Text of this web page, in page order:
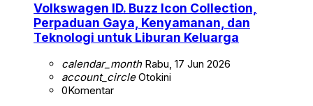
Volkswagen ID. Buzz Icon Collection,
Perpaduan Gaya, Kenyamanan, dan
Teknologi untuk Liburan Keluarga
calendar_monthRabu, 17 Jun 2026
account_circleOtokini
0Komentar